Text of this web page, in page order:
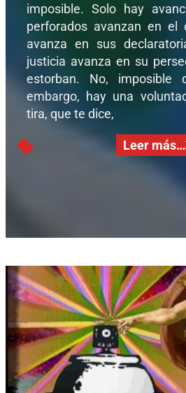
imposible. Solo hay
perforados avanzan en el
avanza en sus
justicia avanza en su
estorban. No, imposible
embargo, hay una
tira, que te dice,
Leer más…